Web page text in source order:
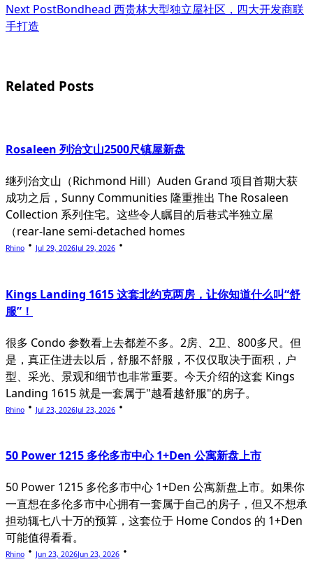
subtitle
screen-
text">Page</span>
Next PostBondhead 西贵林大型独立屋社区，四大开发商联
手打造
Related Posts
Rosaleen 列治文山2500尺镇屋新盘
继列治文山（Richmond Hill）Auden Grand 项目首期大获
成功之后，Sunny Communities 隆重推出 The Rosaleen
Collection 系列住宅。这些令人瞩目的后巷式半独立屋
（rear-lane semi-detached homes
Rhino Jul 29, 2026Jul 29, 2026
Kings Landing 1615 这套北约克两房，让你知道什么叫“舒
服”！
很多 Condo 参数看上去都差不多。2房、2卫、800多尺。但
是，真正住进去以后，舒服不舒服，不仅仅取决于面积，户
型、采光、景观和细节也非常重要。今天介绍的这套 Kings
Landing 1615 就是一套属于"越看越舒服"的房子。
Rhino Jul 23, 2026Jul 23, 2026
50 Power 1215 多伦多市中心 1+Den 公寓新盘上市
50 Power 1215 多伦多市中心 1+Den 公寓新盘上市。如果你
一直想在多伦多市中心拥有一套属于自己的房子，但又不想承
担动辄七八十万的预算，这套位于 Home Condos 的 1+Den
可能值得看看。
Rhino Jun 23, 2026Jun 23, 2026